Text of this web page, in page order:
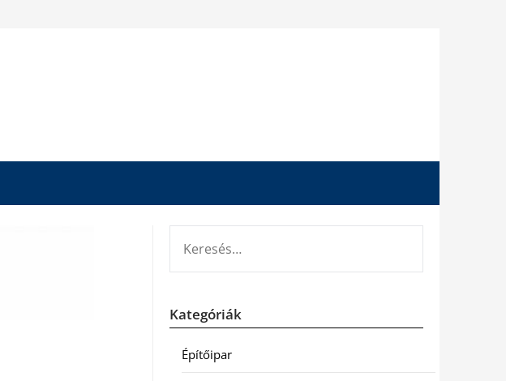
Kategóriák
Építőipar